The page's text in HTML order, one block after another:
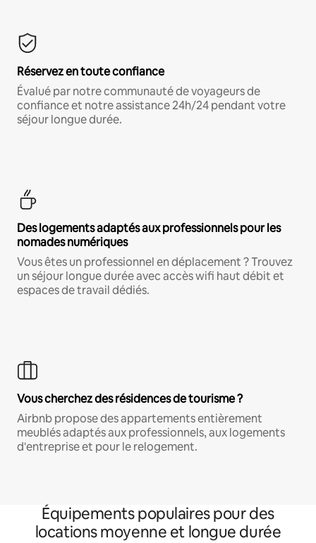
Réservez en toute confiance
Évalué par notre communauté de voyageurs de
confiance et notre assistance 24h/24 pendant votre
séjour longue durée.
Des logements adaptés aux professionnels pour les
nomades numériques
Vous êtes un professionnel en déplacement ? Trouvez
un séjour longue durée avec accès wifi haut débit et
espaces de travail dédiés.
Vous cherchez des résidences de tourisme ?
Airbnb propose des appartements entièrement
meublés adaptés aux professionnels, aux logements
d'entreprise et pour le relogement.
Équipements populaires pour des
locations moyenne et longue durée